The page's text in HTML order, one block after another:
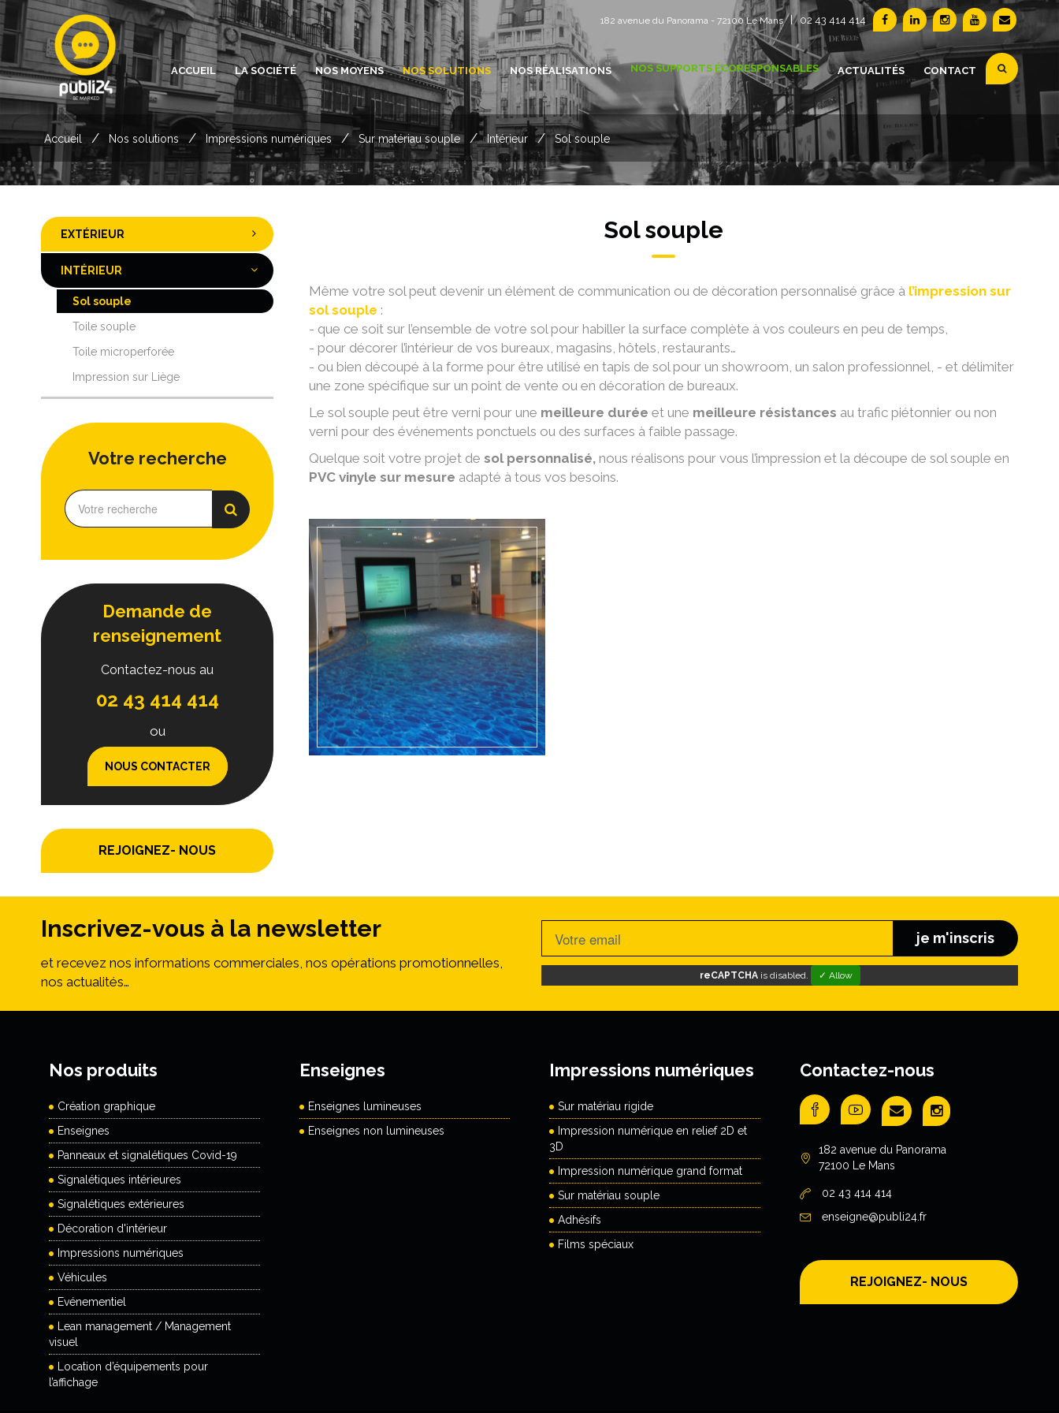
182 avenue du Panorama - 72100 Le Mans | 02 43 414 414
ACCUEIL LA SOCIÉTÉ NOS MOYENS NOS SOLUTIONS NOS RÉALISATIONS NOS SUPPORTS ÉCORESPONSABLES ACTUALITÉS CONTACT
Accueil / Nos solutions / Impressions numériques / Sur matériau souple / Intérieur / Sol souple
Sol souple
Même votre sol peut devenir un élément de communication ou de décoration personnalisé grâce à l’impression sur
sol souple :
- que ce soit sur l’ensemble de votre sol pour habiller la surface complète à vos couleurs en peu de temps,
- pour décorer l’intérieur de vos bureaux, magasins, hôtels, restaurants…
- ou bien découpé à la forme pour être utilisé en tapis de sol pour un showroom, un salon professionnel, - et délimiter
une zone spécifique sur un point de vente ou en décoration de bureaux.
Le sol souple peut être verni pour une meilleure durée et une meilleure résistances au trafic piétonnier ou non
verni pour des événements ponctuels ou des surfaces à faible passage.
Quelque soit votre projet de sol personnalisé, nous réalisons pour vous l’impression et la découpe de sol souple en
PVC vinyle sur mesure adapté à tous vos besoins.
EN SAVOIR +
EXTÉRIEUR
INTÉRIEUR
Sol souple
Toile souple
Toile microperforée
Impression sur Liège
Votre recherche
Demande de
renseignement
Contactez-nous au
02 43 414 414
ou
NOUS CONTACTER
REJOIGNEZ- NOUS
Inscrivez-vous à la newsletter
et recevez nos informations commerciales, nos opérations promotionnelles,
nos actualités…
je m'inscris
reCAPTCHAis disabled. ✓ Allow
Nos produits
Création graphique
Enseignes
Panneaux et signalétiques Covid-19
Signalétiques intérieures
Signalétiques extérieures
Décoration d'intérieur
Impressions numériques
Véhicules
Evénementiel
Lean management / Management
visuel
Location d’équipements pour
l’affichage
Enseignes
Enseignes lumineuses
Enseignes non lumineuses
Impressions numériques
Sur matériau rigide
Impression numérique en relief 2D et
3D
Impression numérique grand format
Sur matériau souple
Adhésifs
Films spéciaux
Contactez-nous
182 avenue du Panorama
72100 Le Mans
02 43 414 414
enseigne@publi24.fr
REJOIGNEZ- NOUS